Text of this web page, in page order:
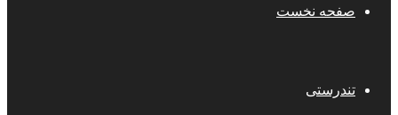
صفحه نخست
تندرستی